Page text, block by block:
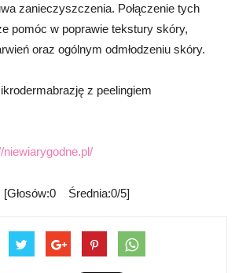
zanieczyszczenia. Połączenie tych
pomóc w poprawie tekstury skóry,
oraz ogólnym odmłodzeniu skóry.
z peelingiem
niewiarygodne.pl/
[Głosów:0 Średnia:0/5]